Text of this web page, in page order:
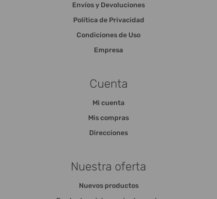
Envíos y Devoluciones
Política de Privacidad
Condiciones de Uso
Empresa
Cuenta
Mi cuenta
Mis compras
Direcciones
Nuestra oferta
Nuevos productos